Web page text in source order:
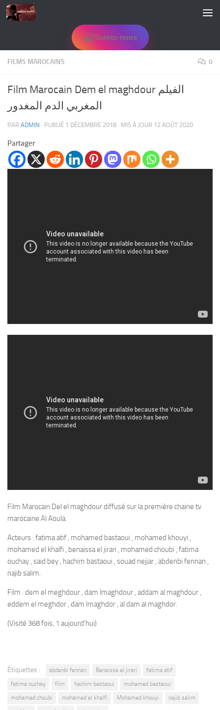
Skip to content
Suivez-nous
FILMS MAROCAINS 0
Film Marocain Dem el maghdour الفيلم
المغربي الدم المغدور
PAR ADMIN · PUBLIÉ 1 DÉCEMBRE 2018 · MIS À JOUR 12 AOÛT 2020
Partager
Film Marocain Del el maghdour diffusé sur la première chaine tv
marocaine Al Aoula.
Acteurs : fatima atif , mohamed bastaoui , mohamed khouyi ,
mohamed el khalfi , benaissa el jirari , mohamed choubi , fatima
ouchay , said bey , hachim bastaoui , souad nejjar , abdenbi fennan ,
najib salim.
Film : dem el meghdour , dam lmaghdour , addam al maghdour ,
eddem el meghdor , dam lmaghdor , al dam al maghdor.
(Visité 368 fois, 1 aujourd'hui)
Étiquettes : abdenbi fennan Benaissa el jirari
fatima atif
fatima ouchay
film hachim bastaoui
mohamed bastaoui
mohamed choubi
mohamed el khalfi Mohamed khouyi
najib salim